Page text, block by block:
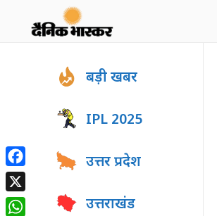
बड़ी खबर
IPL 2025
उत्तर प्रदेश
उत्तराखंड
Facebook
X